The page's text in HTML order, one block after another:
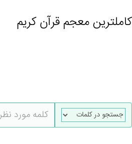
کاملترین معجم قرآن کریم